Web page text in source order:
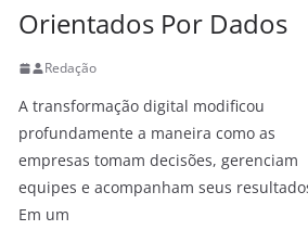
Orientados Por Dados
Redação
A transformação digital modificou
profundamente a maneira como as
empresas tomam decisões, gerenciam
equipes e acompanham seus
Em um